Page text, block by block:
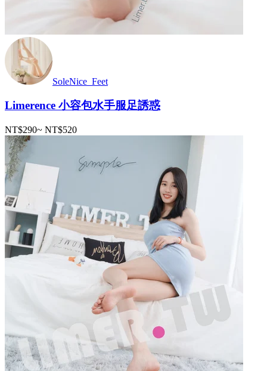
SoleNice_Feet
Limerence 小容包水手服足誘惑
NT$290~ NT$520